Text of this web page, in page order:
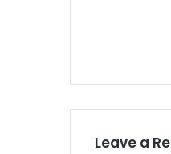
Leave a